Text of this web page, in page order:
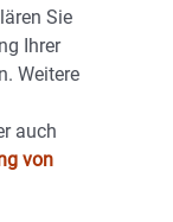
Sie
Ihrer
Weitere
auch
von